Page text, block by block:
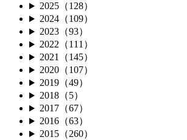
2025（128）
2024（109）
2023（93）
2022（111）
2021（145）
2020（107）
2019（49）
2018（5）
2017（67）
2016（63）
2015（260）